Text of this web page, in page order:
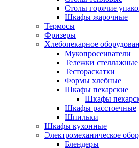
Столы горячие
Шкафы жарочные
Термосы
Фризеры
Хлебопекарное
Мукопросеиватели
Тележки стеллажные
Тестораскатки
Формы хлебные
Шкафы пекарские
Шкафы
Шкафы расстоечные
Шпильки
Шкафы кухонные
Электромеханическое
Блендеры